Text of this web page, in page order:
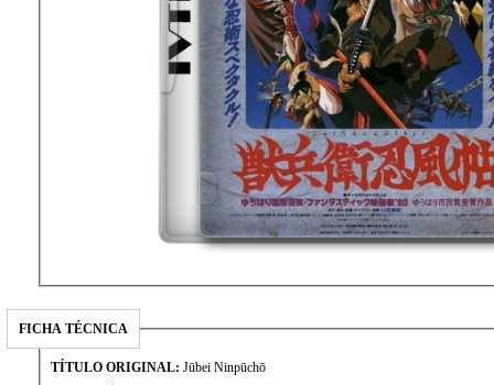
FICHA TÉCNICA
TÍTULO ORIGINAL: Jūbei Ninpūchō